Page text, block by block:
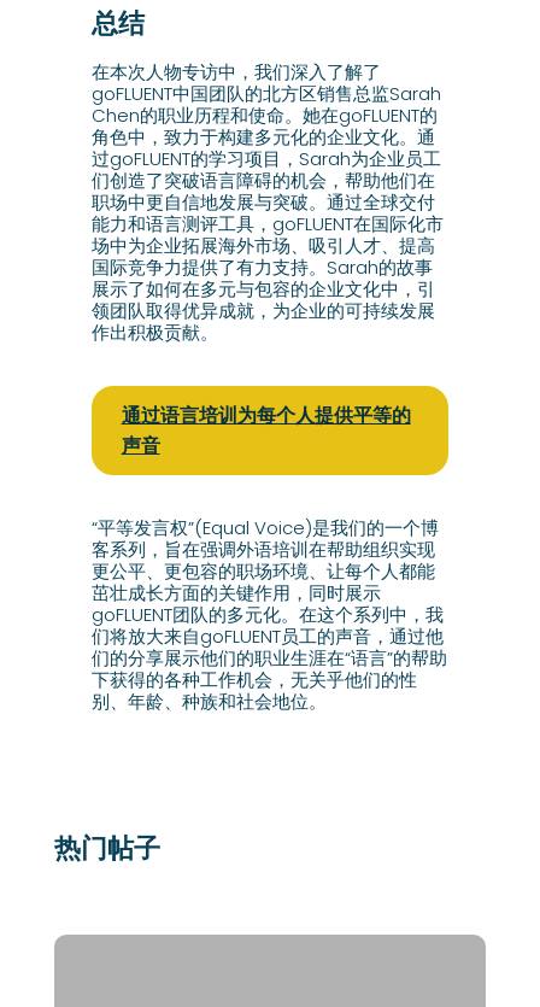
总结
在本次人物专访中，我们深入了解了
goFLUENT中国团队的北方区销售总监Sarah
Chen的职业历程和使命。她在goFLUENT的
角色中，致力于构建多元化的企业文化。通
过goFLUENT的学习项目，Sarah为企业员工
们创造了突破语言障碍的机会，帮助他们在
职场中更自信地发展与突破。通过全球交付
能力和语言测评工具，goFLUENT在国际化市
场中为企业拓展海外市场、吸引人才、提高
国际竞争力提供了有力支持。Sarah的故事
展示了如何在多元与包容的企业文化中，引
领团队取得优异成就，为企业的可持续发展
作出积极贡献。
通过语言培训为每个人提供平等的
声音
“平等发言权”(Equal Voice)是我们的一个博
客系列，旨在强调外语培训在帮助组织实现
更公平、更包容的职场环境、让每个人都能
茁壮成长方面的关键作用，同时展示
goFLUENT团队的多元化。在这个系列中，我
们将放大来自goFLUENT员工的声音，通过他
们的分享展示他们的职业生涯在“语言”的帮助
下获得的各种工作机会，无关乎他们的性
别、年龄、种族和社会地位。
热门帖子